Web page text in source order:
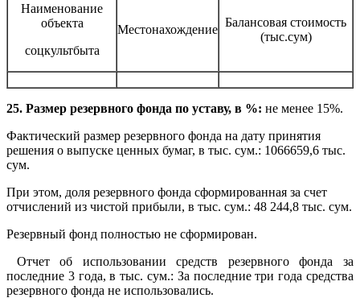
Наименование
объекта
соцкультбыта
Местонахождение
Балансовая стоимость
(тыс.сум)
25. Размер резервного фонда по уставу, в %: не менее 15%.
Фактический размер резервного фонда на дату принятия
решения о выпуске ценных бумаг, в тыс. сум.: 1066659,6 тыс.
сум.
При этом, доля резервного фонда сформированная за счет
отчислений из чистой прибыли, в тыс. сум.: 48 244,8 тыс. сум.
Резервный фонд полностью не сформирован.
Отчет об использовании средств резервного фонда за
последние 3 года, в тыс. сум.: За последние три года средства
резервного фонда не использовались.